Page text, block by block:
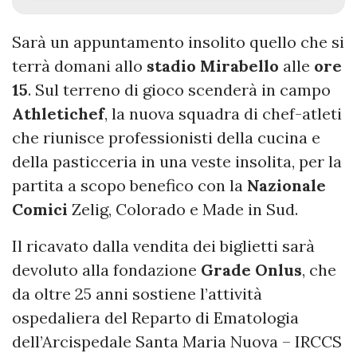
Sarà un appuntamento insolito quello che si
terrà domani allo stadio Mirabello alle ore
15. Sul terreno di gioco scenderà in campo
Athletichef, la nuova squadra di chef-atleti
che riunisce professionisti della cucina e
della pasticceria in una veste insolita, per la
partita a scopo benefico con la Nazionale
Comici Zelig, Colorado e Made in Sud.
Il ricavato dalla vendita dei biglietti sarà
devoluto alla fondazione Grade Onlus, che
da oltre 25 anni sostiene l’attività
ospedaliera del Reparto di Ematologia
dell’Arcispedale Santa Maria Nuova – IRCCS